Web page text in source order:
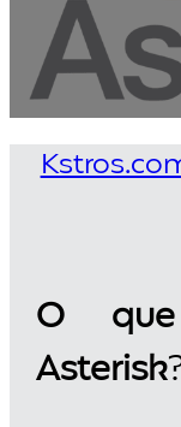
O
Asterisk